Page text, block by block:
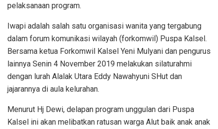
pelaksanaan program.
Iwapi adalah salah satu organisasi wanita yang tergabung
dalam forum komunikasi wilayah (forkomwil) Puspa Kalsel.
Bersama ketua Forkomwil Kalsel Yeni Mulyani dan pengurus
lainnya Senin 4 November 2019 melakukan silaturahmi
dengan lurah Alalak Utara Eddy Nawahyuni SHut dan
jajarannya di aula kelurahan.
Menurut Hj Dewi, delapan program unggulan dari Puspa
Kalsel ini akan melibatkan ratusan warga Alut baik anak anak